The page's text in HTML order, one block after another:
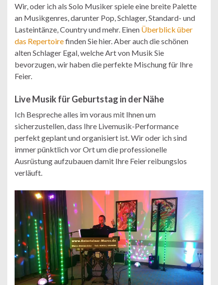
Wir, oder ich als Solo Musiker spiele eine breite Palette
an Musikgenres, darunter Pop, Schlager, Standard- und
Lasteintänze, Country und mehr. Einen Überblick über
das Repertoirefinden Sie hier. Aber auch die schönen
alten Schlager Egal, welche Art von Musik Sie
bevorzugen, wir haben die perfekte Mischung für Ihre
Feier.
Live Musik für Geburtstag in der Nähe
Ich Bespreche alles im voraus mit Ihnen um
sicherzustellen, dass Ihre Livemusik-Performance
perfekt geplant und organisiert ist. Wir oder ich sind
immer pünktlich vor Ort um die professionelle
Ausrüstung aufzubauen damit Ihre Feier reibungslos
verläuft.